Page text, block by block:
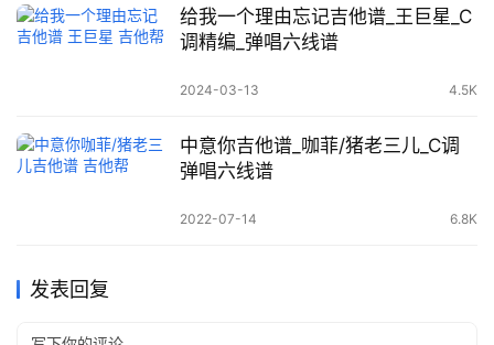
给我一个理由忘记吉他谱_王巨星_C
调精编_弹唱六线谱
2024-03-13 4.5K
中意你吉他谱_咖菲/猪老三儿_C调
弹唱六线谱
2022-07-14 6.8K
发表回复